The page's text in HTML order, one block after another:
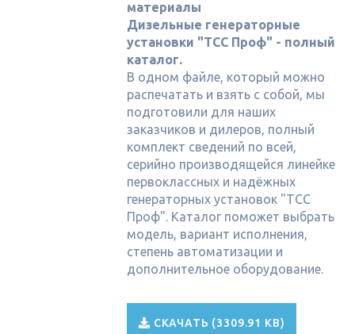
материалы
Дизельные генераторные
установки "ТСС Проф" - полный
каталог.
В одном файле, который можно
распечатать и взять с собой, мы
подготовили для наших
заказчиков и дилеров, полный
комплект сведений по всей,
серийно производящейся линейке
первоклассных и надёжных
генераторных установок "ТСС
Проф". Каталог поможет выбрать
модель, вариант исполнения,
степень автоматизации и
дополнительное оборудование.
СКАЧАТЬ (3309.91 KB)